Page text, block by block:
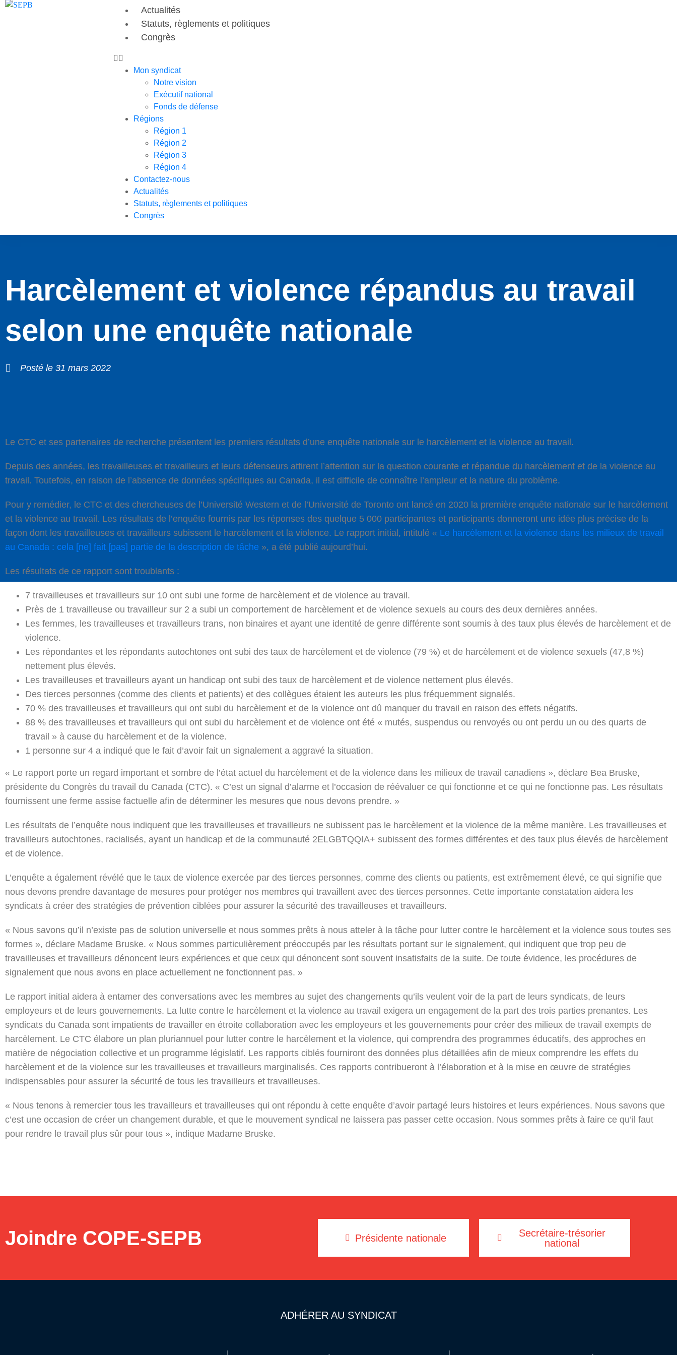
Actualités
Statuts, règlements et politiques
Congrès
Mon syndicat
Notre vision
Exécutif national
Fonds de défense
Régions
Région 1
Région 2
Région 3
Région 4
Contactez-nous
Actualités
Statuts, règlements et politiques
Congrès
Harcèlement et violence répandus au travail
selon une enquête nationale
Posté le 31 mars 2022
Le CTC et ses partenaires de recherche présentent les premiers résultats d’une enquête nationale sur le harcèlement et la violence au travail.
Depuis des années, les travailleuses et travailleurs et leurs défenseurs attirent l’attention sur la question courante et répandue du harcèlement et de la violence au
travail. Toutefois, en raison de l’absence de données spécifiques au Canada, il est difficile de connaître l’ampleur et la nature du problème.
Pour y remédier, le CTC et des chercheuses de l’Université Western et de l’Université de Toronto ont lancé en 2020 la première enquête nationale sur le harcèlement
et la violence au travail. Les résultats de l’enquête fournis par les réponses des quelque 5 000 participantes et participants donneront une idée plus précise de la
façon dont les travailleuses et travailleurs subissent le harcèlement et la violence. Le rapport initial, intitulé « Le harcèlement et la violence dans les milieux de travail
au Canada : cela [ne] fait [pas] partie de la description de tâche », a été publié aujourd’hui.
Les résultats de ce rapport sont troublants :
7 travailleuses et travailleurs sur 10 ont subi une forme de harcèlement et de violence au travail.
Près de 1 travailleuse ou travailleur sur 2 a subi un comportement de harcèlement et de violence sexuels au cours des deux dernières années.
Les femmes, les travailleuses et travailleurs trans, non binaires et ayant une identité de genre différente sont soumis à des taux plus élevés de harcèlement et de
violence.
Les répondantes et les répondants autochtones ont subi des taux de harcèlement et de violence (79 %) et de harcèlement et de violence sexuels (47,8 %)
nettement plus élevés.
Les travailleuses et travailleurs ayant un handicap ont subi des taux de harcèlement et de violence nettement plus élevés.
Des tierces personnes (comme des clients et patients) et des collègues étaient les auteurs les plus fréquemment signalés.
70 % des travailleuses et travailleurs qui ont subi du harcèlement et de la violence ont dû manquer du travail en raison des effets négatifs.
88 % des travailleuses et travailleurs qui ont subi du harcèlement et de violence ont été « mutés, suspendus ou renvoyés ou ont perdu un ou des quarts de
travail » à cause du harcèlement et de la violence.
1 personne sur 4 a indiqué que le fait d’avoir fait un signalement a aggravé la situation.
« Le rapport porte un regard important et sombre de l’état actuel du harcèlement et de la violence dans les milieux de travail canadiens », déclare Bea Bruske,
présidente du Congrès du travail du Canada (CTC). « C’est un signal d’alarme et l’occasion de réévaluer ce qui fonctionne et ce qui ne fonctionne pas. Les résultats
fournissent une ferme assise factuelle afin de déterminer les mesures que nous devons prendre. »
Les résultats de l’enquête nous indiquent que les travailleuses et travailleurs ne subissent pas le harcèlement et la violence de la même manière. Les travailleuses et
travailleurs autochtones, racialisés, ayant un handicap et de la communauté 2ELGBTQQIA+ subissent des formes différentes et des taux plus élevés de harcèlement
et de violence.
L’enquête a également révélé que le taux de violence exercée par des tierces personnes, comme des clients ou patients, est extrêmement élevé, ce qui signifie que
nous devons prendre davantage de mesures pour protéger nos membres qui travaillent avec des tierces personnes. Cette importante constatation aidera les
syndicats à créer des stratégies de prévention ciblées pour assurer la sécurité des travailleuses et travailleurs.
« Nous savons qu’il n’existe pas de solution universelle et nous sommes prêts à nous atteler à la tâche pour lutter contre le harcèlement et la violence sous toutes ses
formes », déclare Madame Bruske. « Nous sommes particulièrement préoccupés par les résultats portant sur le signalement, qui indiquent que trop peu de
travailleuses et travailleurs dénoncent leurs expériences et que ceux qui dénoncent sont souvent insatisfaits de la suite. De toute évidence, les procédures de
signalement que nous avons en place actuellement ne fonctionnent pas. »
Le rapport initial aidera à entamer des conversations avec les membres au sujet des changements qu’ils veulent voir de la part de leurs syndicats, de leurs
employeurs et de leurs gouvernements. La lutte contre le harcèlement et la violence au travail exigera un engagement de la part des trois parties prenantes. Les
syndicats du Canada sont impatients de travailler en étroite collaboration avec les employeurs et les gouvernements pour créer des milieux de travail exempts de
harcèlement. Le CTC élabore un plan pluriannuel pour lutter contre le harcèlement et la violence, qui comprendra des programmes éducatifs, des approches en
matière de négociation collective et un programme législatif. Les rapports ciblés fourniront des données plus détaillées afin de mieux comprendre les effets du
harcèlement et de la violence sur les travailleuses et travailleurs marginalisés. Ces rapports contribueront à l’élaboration et à la mise en œuvre de stratégies
indispensables pour assurer la sécurité de tous les travailleurs et travailleuses.
« Nous tenons à remercier tous les travailleurs et travailleuses qui ont répondu à cette enquête d’avoir partagé leurs histoires et leurs expériences. Nous savons que
c’est une occasion de créer un changement durable, et que le mouvement syndical ne laissera pas passer cette occasion. Nous sommes prêts à faire ce qu’il faut
pour rendre le travail plus sûr pour tous », indique Madame Bruske.
Joindre COPE-SEPB Présidente nationale
Secrétaire-trésorier
national
ADHÉRER AU SYNDICAT